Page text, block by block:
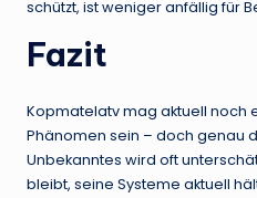
schützt, ist weniger anfällig für
Fazit
Kopmatelatv mag aktuell noch
Phänomen sein – doch genau
Unbekanntes wird oft
bleibt, seine Systeme aktuell